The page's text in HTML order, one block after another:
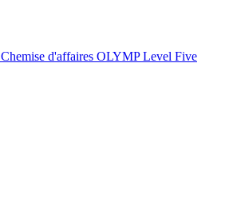
Chemise d'affaires OLYMP Level Five